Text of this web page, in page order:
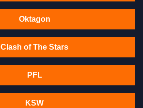
Oktagon
Clash of The Stars
PFL
KSW